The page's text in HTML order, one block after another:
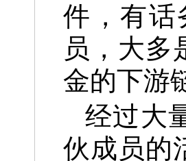
件，有话
员，大多
金的下游
经过大
伙成员的